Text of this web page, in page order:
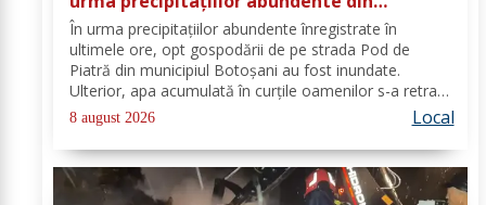
ultimele ore
În urma precipitațiilor abundente înregistrate în
ultimele ore, opt gospodării de pe strada Pod de
Piatră din municipiul Botoșani au fost inundate.
Ulterior, apa acumulată în curțile oamenilor s-a retras
pe carosabil. Pentru evacuarea apei, pompierii militari
din cadrul Detașamentului Botoșani au...
8 august 2026 Local